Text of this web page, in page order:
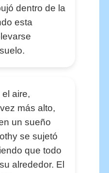
dentro de la
esta
aire,
más alto,
un sueño
se sujetó
que todo
alrededor. El